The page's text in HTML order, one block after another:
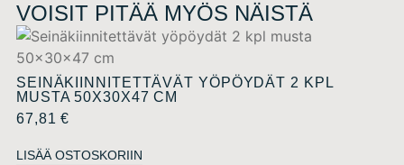
VOISIT PITÄÄ MYÖS NÄISTÄ
SEINÄKIINNITETTÄVÄT YÖPÖYDÄT 2 KPL
MUSTA 50X30X47 CM
67,81€
LISÄÄ OSTOSKORIIN